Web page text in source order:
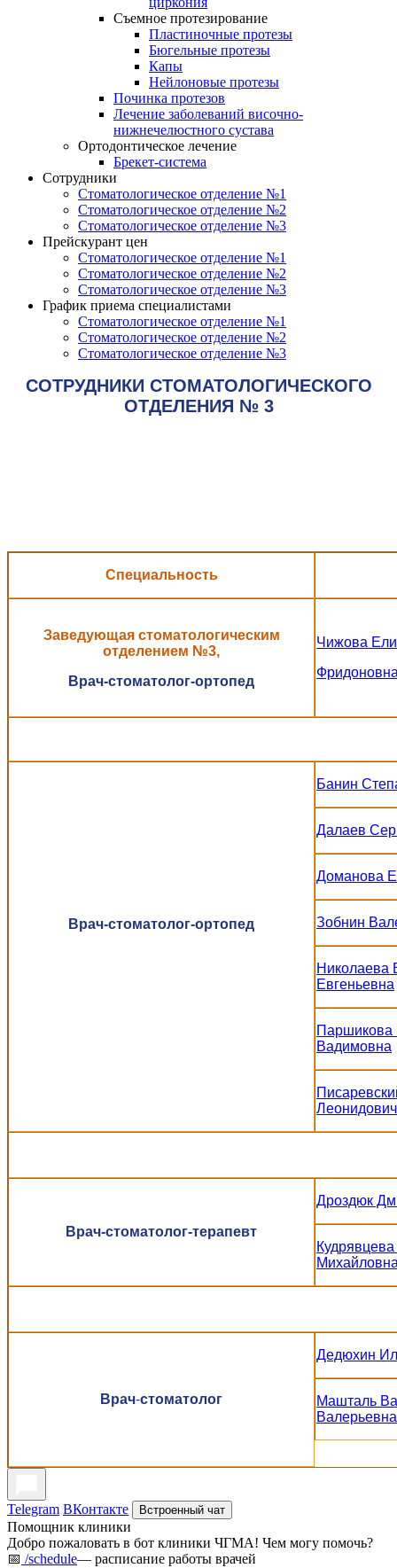
Съемное протезирование
Пластиночные протезы
Бюгельные протезы
Капы
Нейлоновые протезы
Починка протезов
Лечение заболеваний височно-
нижнечелюстного сустава
Ортодонтическое лечение
Брекет-система
Сотрудники
Стоматологическое отделение №1
Стоматологическое отделение №2
Стоматологическое отделение №3
Прейскурант цен
Стоматологическое отделение №1
Стоматологическое отделение №2
Стоматологическое отделение №3
График приема специалистами
Стоматологическое отделение №1
Стоматологическое отделение №2
Стоматологическое отделение №3
СОТРУДНИКИ СТОМАТОЛОГИЧЕСКОГО
ОТДЕЛЕНИЯ № 3
Специальность
Заведующая стоматологическим
отделением №3,
Врач-стоматолог-ортопед
Чижова
Врач-стоматолог-ортопед
Банин
Далаев
Доманова
Зобнин
Николаева
Евгеньевна
Паршикова
Вадимовна
Леонидович
Врач-стоматолог-терапевт
Дроздюк
Врач-стоматолог
Дедюхин
Машталь
Валерьевна
Telegram ВКонтакте Встроенный чат
Помощник клиники
Добро пожаловать в бот клиники ЧГМА! Чем могу помочь?
📅 /schedule— расписание работы врачей